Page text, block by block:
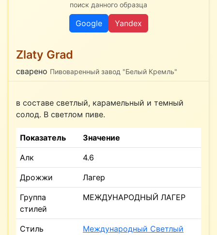
поиск данного образца
Google Yandex
Zlaty Grad
сварено Пивоваренный завод "Белый Кремль"
в составе светлый, карамельный и темный
солод. В светлом пиве.
Показатель Значение
Алк 4.6
Дрожжи Лагер
Группа
стилей
МЕЖДУНАРОДНЫЙ ЛАГЕР
Стиль
Международный Светлый